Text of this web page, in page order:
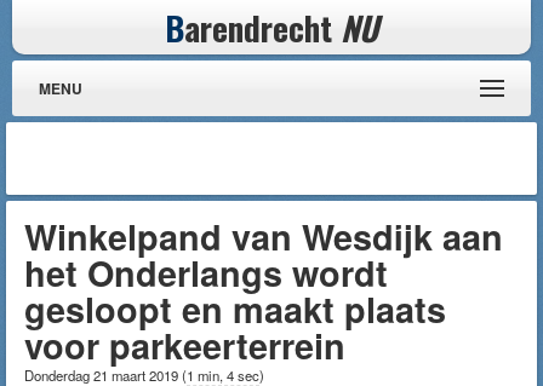
Barendrecht NU
MENU
Winkelpand van Wesdijk aan
het Onderlangs wordt
gesloopt en maakt plaats
voor parkeerterrein
Donderdag 21 maart 2019(1 min, 4 sec)